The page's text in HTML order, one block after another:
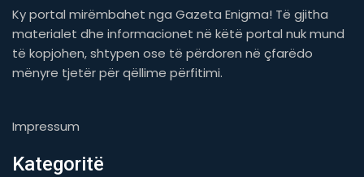
Ky portal mirëmbahet nga Gazeta Enigma! Të gjitha
materialet dhe informacionet në këtë portal nuk mund
të kopjohen, shtypen ose të përdoren në çfarëdo
mënyre tjetër për qëllime përfitimi.
Impressum
Kategoritë